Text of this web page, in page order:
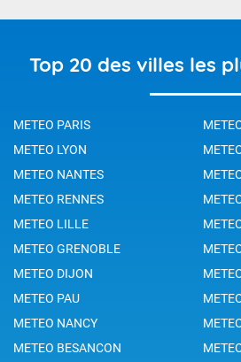
Top 20 des villes les
METEO PARIS
METEO LYON
METEO NANTES
METEO RENNES
METEO LILLE
METEO GRENOBLE
METEO DIJON
METEO PAU
METEO NANCY
METEO BESANCON